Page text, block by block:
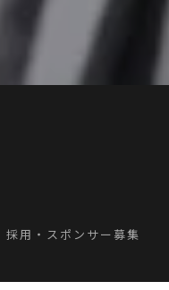
採用・スポンサー募集